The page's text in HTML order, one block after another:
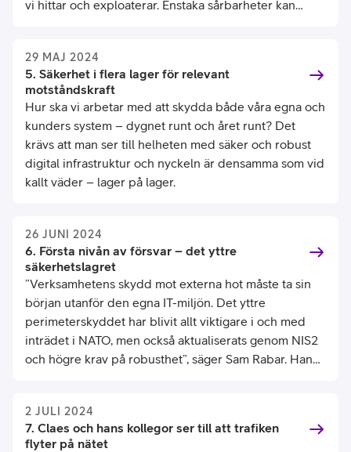
vi hittar och exploaterar. Enstaka sårbarheter kan
stänga dörren för ett riktigt cyberhot, säger Christian
Holmstedt som arbetar som specialist på
cybersäkerhet och IT-säkerhet på Telia Cygate
29 MAJ 2024
5. Säkerhet i flera lager för relevant
motståndskraft
Hur ska vi arbetar med att skydda både våra egna och
kunders system – dygnet runt och året runt? Det
krävs att man ser till helheten med säker och robust
digital infrastruktur och nyckeln är densamma som vid
kallt väder – lager på lager.
26 JUNI 2024
6. Första nivån av försvar – det yttre
säkerhetslagret
”Verksamhetens skydd mot externa hot måste ta sin
början utanför den egna IT-miljön. Det yttre
perimeterskyddet har blivit allt viktigare i och med
inträdet i NATO, men också aktualiserats genom NIS2
och högre krav på robusthet”, säger Sam Rabar. Han
2 JULI 2024
7. Claes och hans kollegor ser till att trafiken
flyter på nätet